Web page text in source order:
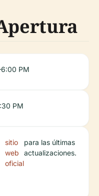
PM
PM
sitio
web
oficial
para las últimas
actualizaciones.